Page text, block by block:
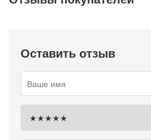
Оставить отзыв